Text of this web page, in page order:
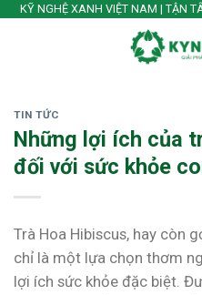
SkipKỸ NGHỆ XANH VIỆT NAM | TẬN
TIN TỨC
Những lợi ích của
đối với sức khỏe
Trà Hoa Hibiscus, hay còn
chỉ là một lựa chọn thơm
lợi ích sức khỏe đặc biệt.